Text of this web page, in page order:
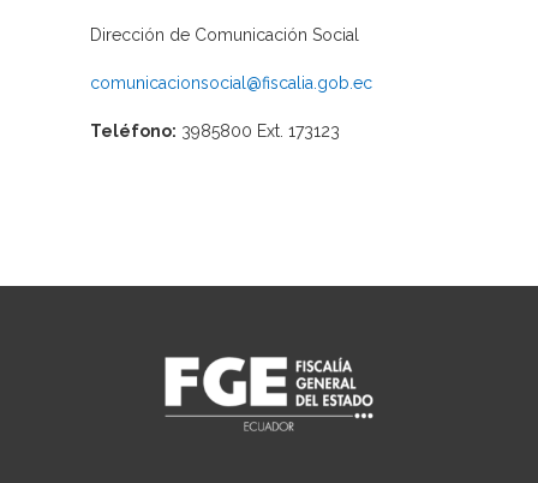
Dirección de Comunicación Social
comunicacionsocial@fiscalia.gob.ec
Teléfono: 3985800 Ext. 173123